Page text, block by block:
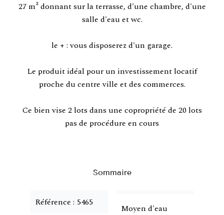
27 m² donnant sur la terrasse, d'une chambre, d'une
salle d'eau et wc.
le + : vous disposerez d'un garage.
Le produit idéal pour un investissement locatif
proche du centre ville et des commerces.
Ce bien vise 2 lots dans une copropriété de 20 lots
pas de procédure en cours
Sommaire
Référence 5465
Moyen d'eau